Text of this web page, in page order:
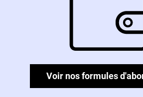
Voir nos formules